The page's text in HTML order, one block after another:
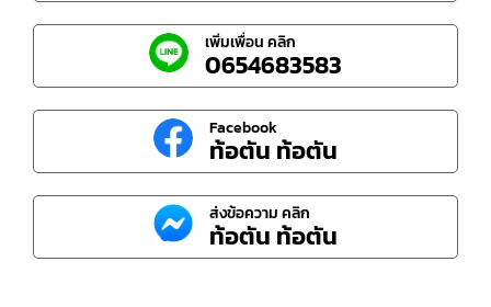
เพิ่มเพื่อน คลิก
0654683583
Facebook
ท้อตัน ท้อตัน
ส่งข้อความ คลิก
ท้อตัน ท้อตัน